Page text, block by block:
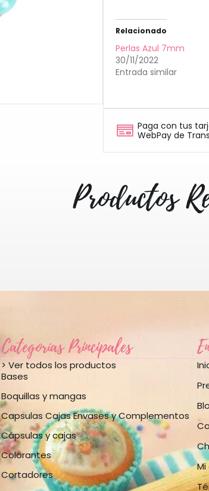
Relacionado
Perlas Azul 7mm
30/11/2022
Entrada similar
Paga con tus
WebPay de
Productos
Categorías Principales
> Ver todos los productos
Bases
Boquillas y mangas
Capsulas Cajas Envases y Complementos
Cápsulas y cajas
Colorantes
Cortadores